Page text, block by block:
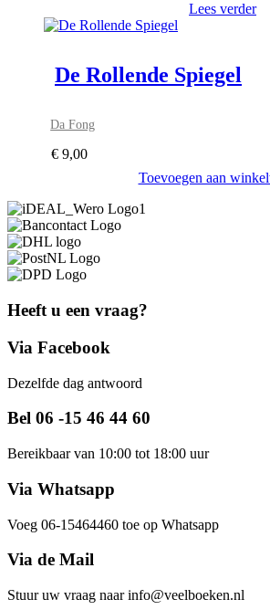
Lees verder
De Rollende Spiegel
Da Fong
€ 9,00
Toevoegen aan
Heeft u een vraag?
Via Facebook
Dezelfde dag antwoord
Bel 06 -15 46 44 60
Bereikbaar van 10:00 tot 18:00 uur
Via Whatsapp
Voeg 06-15464460 toe op Whatsapp
Via de Mail
Stuur uw vraag naar info@veelboeken.nl